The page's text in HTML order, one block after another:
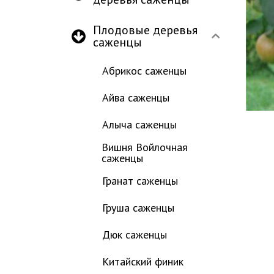
Плодовые деревья
саженцы
Абрикос саженцы
Айва саженцы
Алыча саженцы
Вишня Войлочная
саженцы
Гранат саженцы
Груша саженцы
Дюк саженцы
Китайский финик